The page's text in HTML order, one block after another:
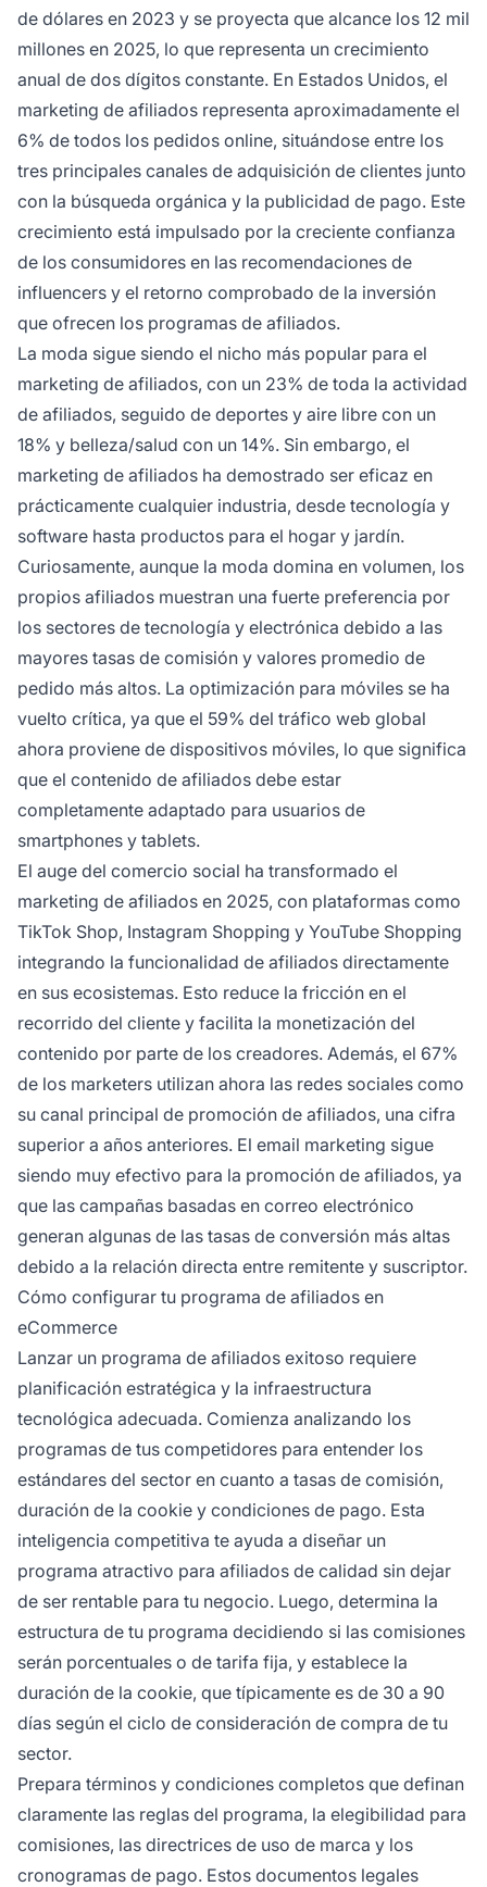
de dólares en 2023 y se proyecta que alcance los 12 mil
millones en 2025, lo que representa un crecimiento
anual de dos dígitos constante. En Estados Unidos, el
marketing de afiliados representa aproximadamente el
6% de todos los pedidos online, situándose entre los
tres principales canales de adquisición de clientes junto
con la búsqueda orgánica y la publicidad de pago. Este
crecimiento está impulsado por la creciente confianza
de los consumidores en las recomendaciones de
influencers y el retorno comprobado de la inversión
que ofrecen los programas de afiliados.
La moda sigue siendo el nicho más popular para el
marketing de afiliados, con un 23% de toda la actividad
de afiliados, seguido de deportes y aire libre con un
18% y belleza/salud con un 14%. Sin embargo, el
marketing de afiliados ha demostrado ser eficaz en
prácticamente cualquier industria, desde tecnología y
software hasta productos para el hogar y jardín.
Curiosamente, aunque la moda domina en volumen, los
propios afiliados muestran una fuerte preferencia por
los sectores de tecnología y electrónica debido a las
mayores tasas de comisión y valores promedio de
pedido más altos. La optimización para móviles se ha
vuelto crítica, ya que el 59% del tráfico web global
ahora proviene de dispositivos móviles, lo que significa
que el contenido de afiliados debe estar
completamente adaptado para usuarios de
smartphones y tablets.
El auge del comercio social ha transformado el
marketing de afiliados en 2025, con plataformas como
TikTok Shop, Instagram Shopping y YouTube Shopping
integrando la funcionalidad de afiliados directamente
en sus ecosistemas. Esto reduce la fricción en el
recorrido del cliente y facilita la monetización del
contenido por parte de los creadores. Además, el 67%
de los marketers utilizan ahora las redes sociales como
su canal principal de promoción de afiliados, una cifra
superior a años anteriores. El email marketing sigue
siendo muy efectivo para la promoción de afiliados, ya
que las campañas basadas en correo electrónico
generan algunas de las tasas de conversión más altas
debido a la relación directa entre remitente y suscriptor.
Cómo configurar tu programa de afiliados en
eCommerce
Lanzar un programa de afiliados exitoso requiere
planificación estratégica y la infraestructura
tecnológica adecuada. Comienza analizando los
programas de tus competidores para entender los
estándares del sector en cuanto a tasas de comisión,
duración de la cookie y condiciones de pago. Esta
inteligencia competitiva te ayuda a diseñar un
programa atractivo para afiliados de calidad sin dejar
de ser rentable para tu negocio. Luego, determina la
estructura de tu programa decidiendo si las comisiones
serán porcentuales o de tarifa fija, y establece la
duración de la cookie, que típicamente es de 30 a 90
días según el ciclo de consideración de compra de tu
sector.
Prepara términos y condiciones completos que definan
claramente las reglas del programa, la elegibilidad para
comisiones, las directrices de uso de marca y los
cronogramas de pago. Estos documentos legales